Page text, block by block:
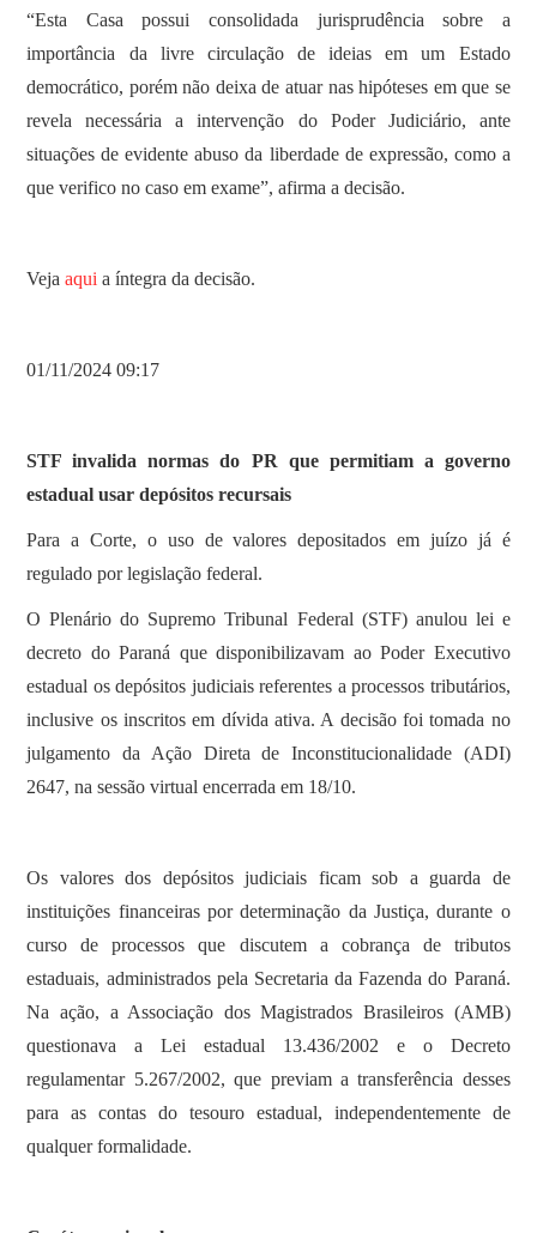
“Esta Casa possui consolidada jurisprudência sobre a
importância da livre circulação de ideias em um Estado
democrático, porém não deixa de atuar nas hipóteses em que se
revela necessária a intervenção do Poder Judiciário, ante
situações de evidente abuso da liberdade de expressão, como a
que verifico no caso em exame”, afirma a decisão.
Vejaaquia íntegra da decisão.
01/11/2024 09:17
STF invalida normas do PR que permitiam a governo
estadual usar depósitos recursais
Para a Corte, o uso de valores depositados em juízo já é
regulado por legislação federal.
O Plenário do Supremo Tribunal Federal (STF) anulou lei e
decreto do Paraná que disponibilizavam ao Poder Executivo
estadual os depósitos judiciais referentes a processos tributários,
inclusive os inscritos em dívida ativa. A decisão foi tomada no
julgamento da Ação Direta de Inconstitucionalidade (ADI)
2647, na sessão virtual encerrada em 18/10.
Os valores dos depósitos judiciais ficam sob a guarda de
instituições financeiras por determinação da Justiça, durante o
curso de processos que discutem a cobrança de tributos
estaduais, administrados pela Secretaria da Fazenda do Paraná.
Na ação, a Associação dos Magistrados Brasileiros (AMB)
questionava a Lei estadual 13.436/2002 e o Decreto
regulamentar 5.267/2002, que previam a transferência desses
para as contas do tesouro estadual, independentemente de
qualquer formalidade.